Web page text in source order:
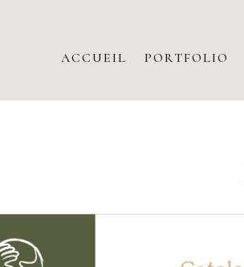
ACCUEIL PORTFOLIO